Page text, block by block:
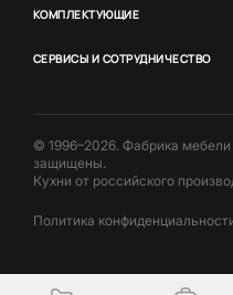
КОМПЛЕКТУЮЩИЕ
СЕРВИСЫ И СОТРУДНИЧЕСТВО
© 1996–2026. Фабрика
защищены.
Кухни от российского
Политика